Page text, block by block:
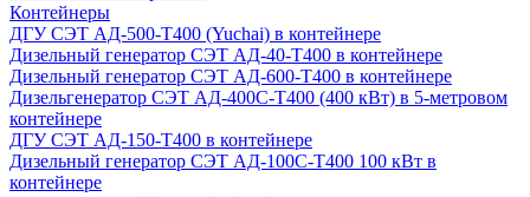
Контейнеры
ДГУ СЭТ АД-500-Т400 (Yuchai) в контейнере
Дизельный генератор СЭТ АД-40-Т400 в контейнере
Дизельный генератор СЭТ АД-600-Т400 в контейнере
Дизельгенератор СЭТ АД-400С-Т400 (400 кВт) в 5-метровом
контейнере
ДГУ СЭТ АД-150-Т400 в контейнере
Дизельный генератор СЭТ АД-100С-Т400 100 кВт в
контейнере